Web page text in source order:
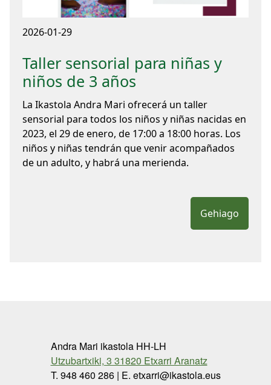
2026-01-29
Taller sensorial para niñas y
niños de 3 años
La Ikastola Andra Mari ofrecerá un taller
sensorial para todos los niños y niñas nacidas en
2023, el 29 de enero, de 17:00 a 18:00 horas. Los
niños y niñas tendrán que venir acompañados
de un adulto, y habrá una merienda.
Gehiago
Andra Mari ikastola HH-LH
Utzubartxiki, 3 31820 Etxarri Aranatz
T. 948 460 286 | E. etxarri@ikastola.eus